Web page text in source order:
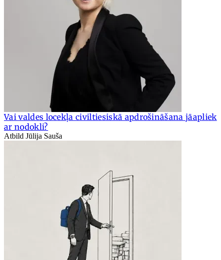
Vai valdes locekļa civiltiesiskā apdrošināšana jāapliek
ar nodokli?
Atbild Jūlija Sauša